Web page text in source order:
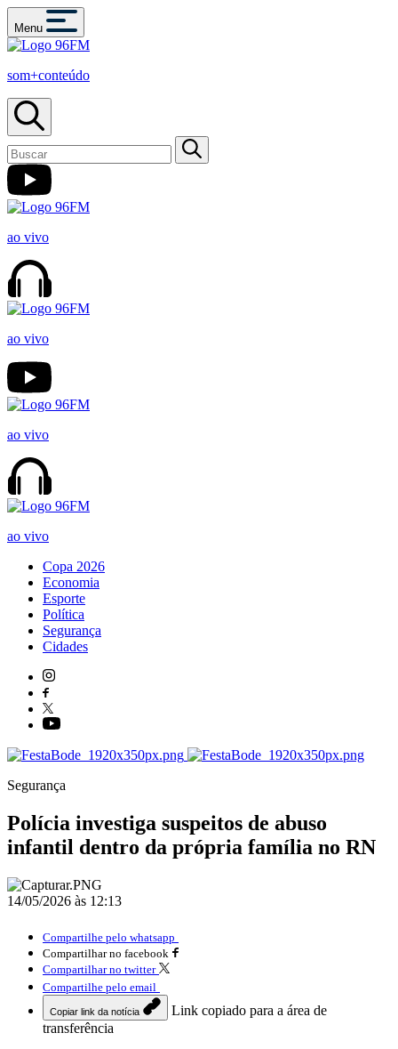
Menu
som+conteúdo
ao vivo
ao vivo
ao vivo
ao vivo
Copa 2026
Economia
Esporte
Política
Segurança
Cidades
Segurança
Polícia investiga suspeitos de abuso
infantil dentro da própria família no RN
14/05/2026 às 12:13
Compartilhe pelo whatsapp
Compartilhar no facebook
Compartilhar no twitter
Compartilhe pelo email
Copiar link da notícia
Link copiado para a área de
transferência